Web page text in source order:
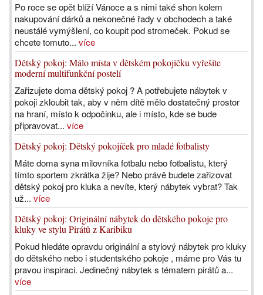
Po roce se opět blíží Vánoce a s nimi také shon kolem
nakupování dárků a nekonečné řady v obchodech a také
neustálé vymýšlení, co koupit pod stromeček. Pokud se
chcete tomuto... více
Dětský pokoj: Málo místa v dětském pokojíčku vyřešíte
moderní multifunkční postelí
Zařizujete doma dětský pokoj ? A potřebujete nábytek v
pokoji zkloubit tak, aby v něm dítě mělo dostatečný prostor
na hraní, místo k odpočinku, ale i místo, kde se bude
připravovat... více
Dětský pokoj: Dětský pokojíček pro mladé fotbalisty
Máte doma syna milovníka fotbalu nebo fotbalistu, který
tímto sportem zkrátka žije? Nebo právě budete zařizovat
dětský pokoj pro kluka a nevíte, který nábytek vybrat? Tak
už... více
Dětský pokoj: Originální nábytek do dětského pokoje pro
kluky ve stylu Pirátů z Karibiku
Pokud hledáte opravdu originální a stylový nábytek pro kluky
do dětského nebo i studentského pokoje , máme pro Vás tu
pravou inspiraci. Jedinečný nábytek s tématem pirátů a...
více